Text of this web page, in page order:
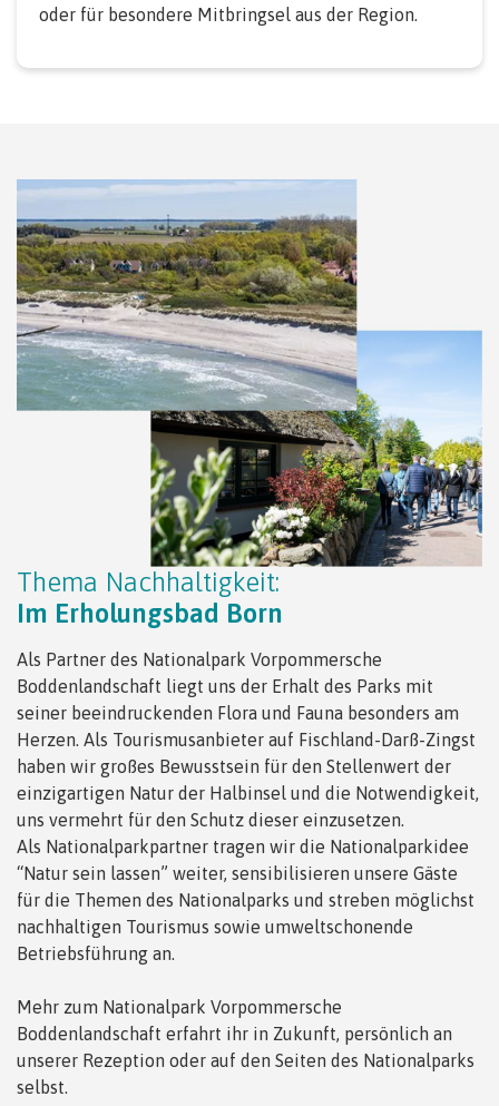
oder für besondere Mitbringsel aus der Region.
Thema Nachhaltigkeit:
Im Erholungsbad Born
Als Partner des Nationalpark Vorpommersche
Boddenlandschaft liegt uns der Erhalt des Parks mit
seiner beeindruckenden Flora und Fauna besonders am
Herzen. Als Tourismusanbieter auf Fischland-Darß-Zingst
haben wir großes Bewusstsein für den Stellenwert der
einzigartigen Natur der Halbinsel und die Notwendigkeit,
uns vermehrt für den Schutz dieser einzusetzen.
Als Nationalparkpartner tragen wir die Nationalparkidee
“Natur sein lassen” weiter, sensibilisieren unsere Gäste
für die Themen des Nationalparks und streben möglichst
nachhaltigen Tourismus sowie umweltschonende
Betriebsführung an.
Mehr zum Nationalpark Vorpommersche
Boddenlandschaft erfahrt ihr in Zukunft, persönlich an
unserer Rezeption oder auf den Seiten des Nationalparks
selbst.